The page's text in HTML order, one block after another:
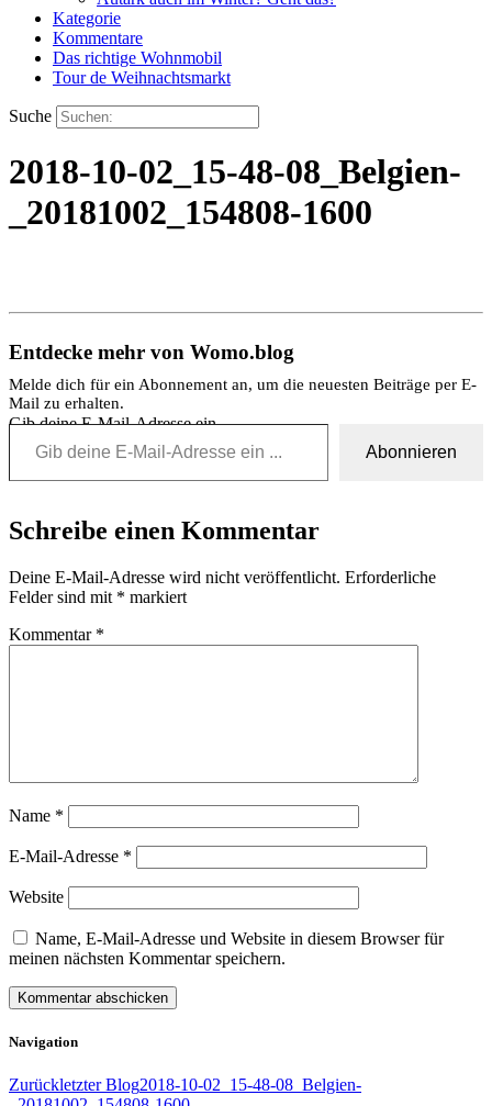
Kategorie
Kommentare
Das richtige Wohnmobil
Tour de Weihnachtsmarkt
Suche
2018-10-02_15-48-08_Belgien-
_20181002_154808-1600
Entdecke mehr von Womo.blog
Melde dich für ein Abonnement an, um die neuesten Beiträge per E-
Mail zu erhalten.
Gib deine E-Mail-Adresse ein ...
Abonnieren
Schreibe einen Kommentar
Deine E-Mail-Adresse wird nicht veröffentlicht. Erforderliche
Felder sind mit * markiert
Kommentar *
Name *
E-Mail-Adresse *
Website
Name, E-Mail-Adresse und Website in diesem Browser für
meinen nächsten Kommentar speichern.
Navigation
Zurückletzter Blog2018-10-02_15-48-08_Belgien-